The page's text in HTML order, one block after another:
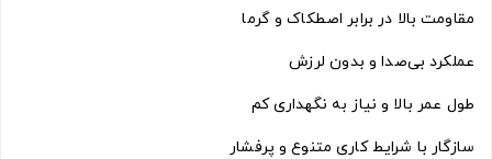
مقاومت بالا در برابر اصطکاک و گرما
عملکرد بی‌صدا و بدون لرزش
طول عمر بالا و نیاز به نگهداری کم
سازگار با شرایط کاری متنوع و پرفشار